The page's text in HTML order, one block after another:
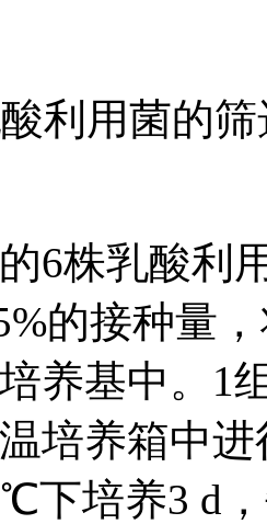
利用菌的
6株乳酸利
的接种量
养基中。1
培养箱中
下培养3 d